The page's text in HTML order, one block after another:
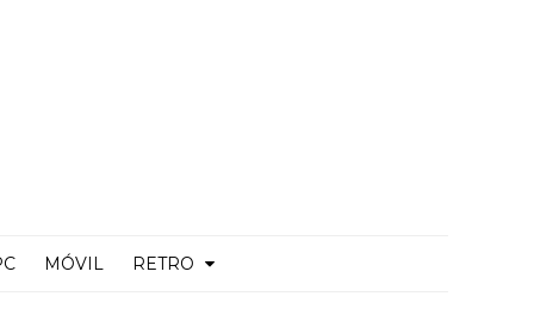
MÓVIL RETRO